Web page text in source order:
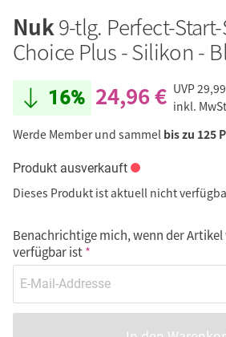
Nuk9-tlg. Perfect-
Choice Plus - Silikon -
16% 24,96 € UVP
inkl.
Werde Member und sammel bis zu 125
Produkt ausverkauft
Dieses Produkt ist aktuell nicht
Benachrichtige mich, wenn der
verfügbar ist